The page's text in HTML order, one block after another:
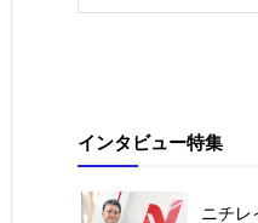
インタビュー特集
ニチレ